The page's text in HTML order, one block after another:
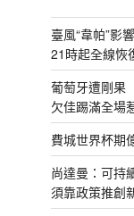
臺風“韋帕”影
21時起全線恢
葡萄牙遭剛果
欠佳踢滿全場
費城世界杯期
尚達曼：可持
須靠政策推創